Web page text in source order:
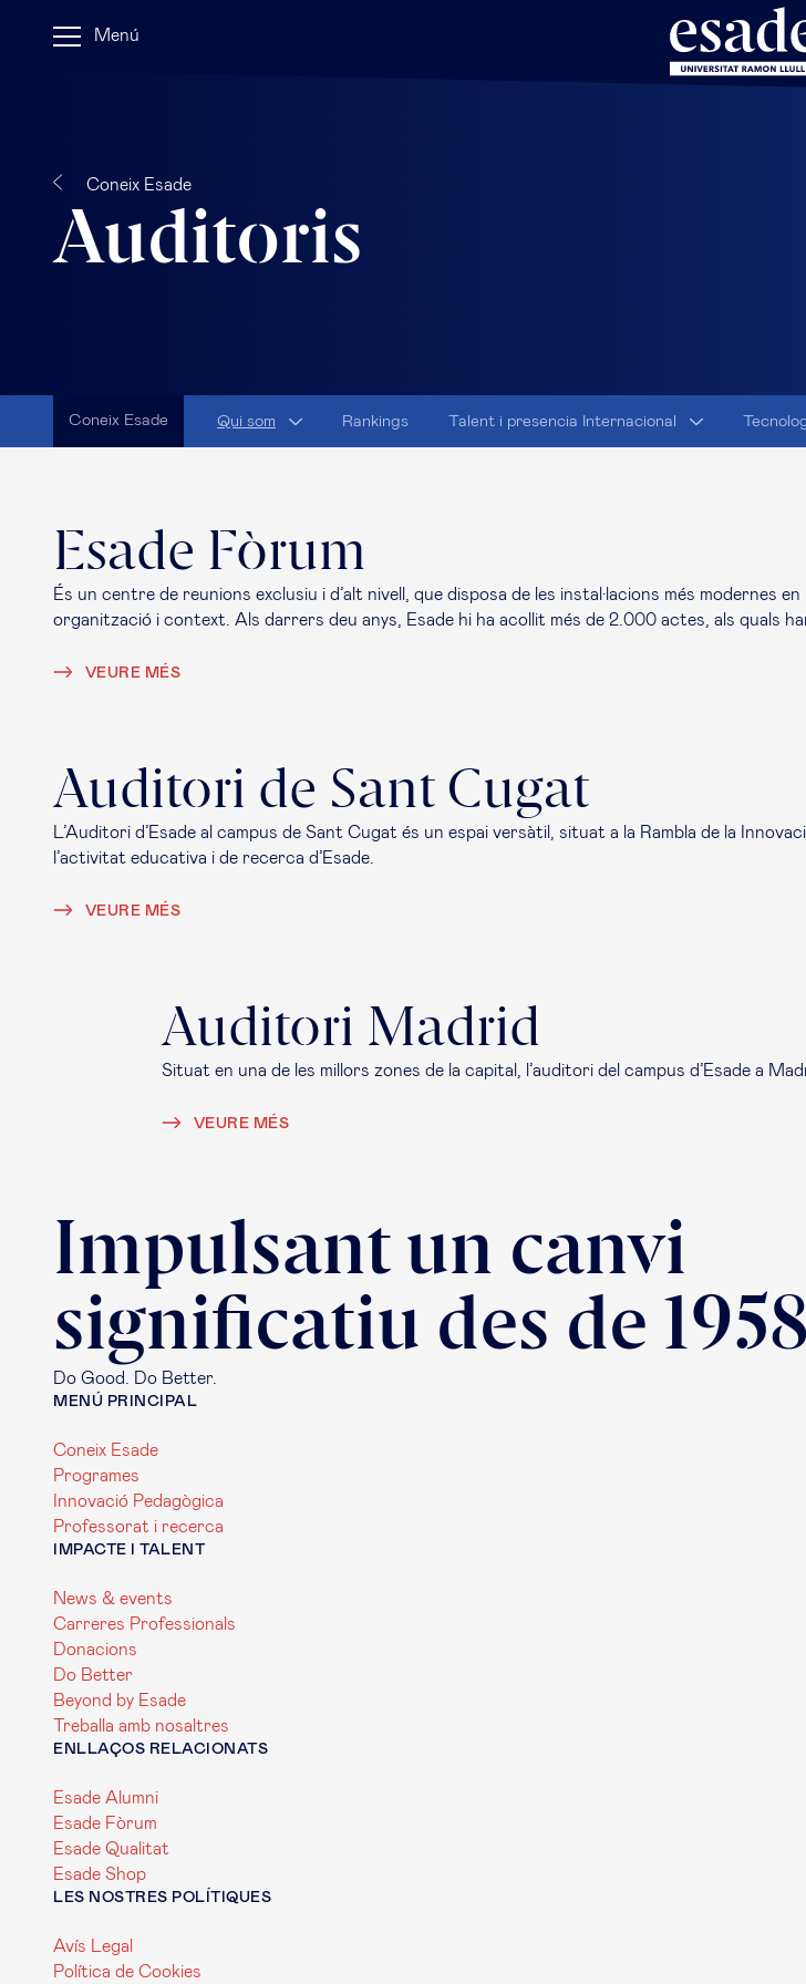
Menú
Coneix Esade
Auditoris
Coneix Esade Qui som Rankings Talent i presencia Internacional
Esade Fòrum
És un centre de reunions exclusiu i d’alt nivell, que disposa de les instal·lacions més modernes
organització i context. Als darrers deu anys, Esade hi ha acollit més de 2.000 actes, als quals
VEURE MÉS
Auditori de Sant Cugat
L’Auditori d’Esade al campus de Sant Cugat és un espai versàtil, situat a la Rambla de la
l’activitat educativa i de recerca d’Esade.
VEURE MÉS
Auditori Madrid
Situat en una de les millors zones de la capital, l’auditori del campus d’Esade a
VEURE MÉS
Impulsant un canvi
significatiu des de 1958
Do Good. Do Better.
MENÚ PRINCIPAL
Coneix Esade
Programes
Innovació Pedagògica
Professorat i recerca
IMPACTE I TALENT
News & events
Carreres Professionals
Donacions
Do Better
Beyond by Esade
Treballa amb nosaltres
ENLLAÇOS RELACIONATS
Esade Alumni
Esade Fòrum
Esade Qualitat
Esade Shop
LES NOSTRES POLÍTIQUES
Avís Legal
Política de Cookies